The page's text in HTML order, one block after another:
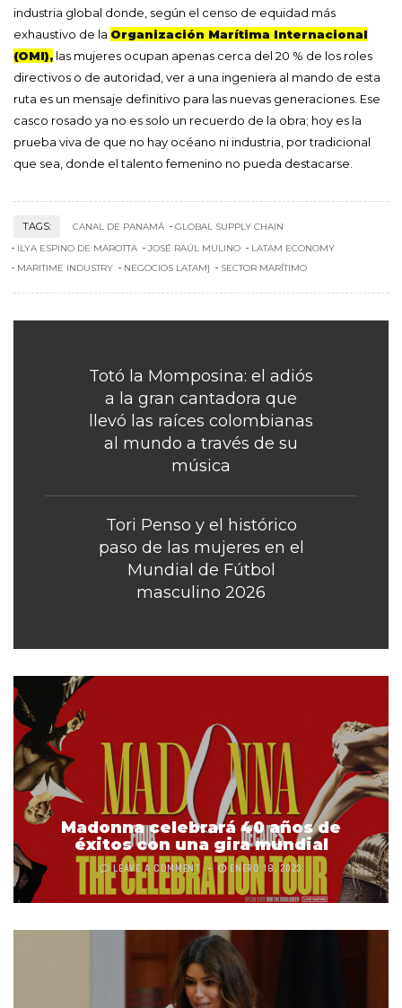
industria global donde, según el censo de equidad más
exhaustivo de la Organización Marítima Internacional
(OMI), las mujeres ocupan apenas cerca del 20 % de los roles
directivos o de autoridad, ver a una ingeniera al mando de esta
ruta es un mensaje definitivo para las nuevas generaciones. Ese
casco rosado ya no es solo un recuerdo de la obra; hoy es la
prueba viva de que no hay océano ni industria, por tradicional
que sea, donde el talento femenino no pueda destacarse.
TAGS: CANAL DE PANAMÁ
GLOBAL SUPPLY CHAIN
ILYA ESPINO DE MAROTTA
JOSÉ RAÚL MULINO
LATAM ECONOMY
MARITIME INDUSTRY
NEGOCIOS LATAM} SECTOR MARÍTIMO
Totó la Momposina: el adiós
a la gran cantadora que
llevó las raíces colombianas
al mundo a través de su
música
Tori Penso y el histórico
paso de las mujeres en el
Mundial de Fútbol
masculino 2026
Madonna celebrará 40 años de
éxitos con una gira mundial
LEAVE A COMMENT ENERO 18, 2023